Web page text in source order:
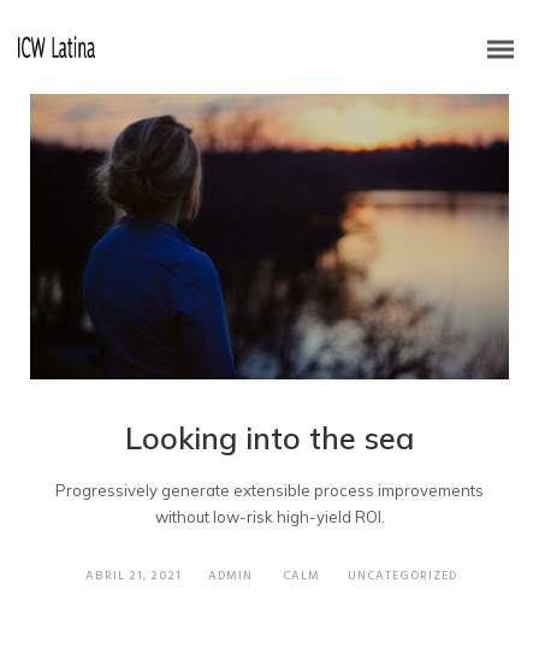
Looking into the sea
Progressively generate extensible process improvements
without low-risk high-yield ROI.
ABRIL 21, 2021 ADMIN CALM UNCATEGORIZED